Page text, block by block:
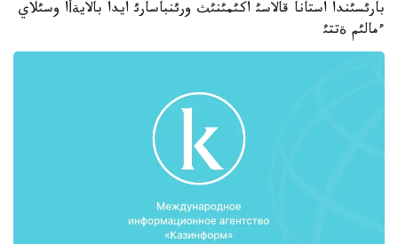
بارئسئندا استانا قالاسئ اكئمئنئث ورئنباسارئ ايدا بالايةأا وسئلاي
ءمالئم ةتتئ